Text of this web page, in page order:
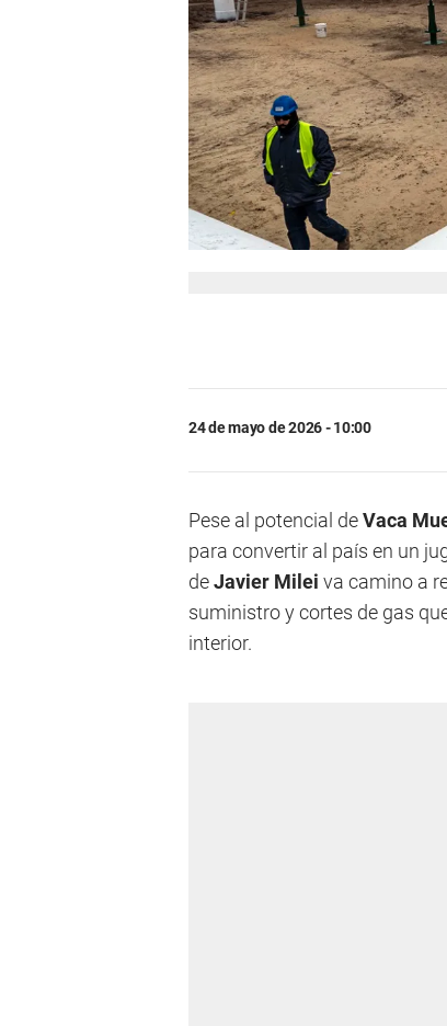
24 de mayo de 2026 - 10:00
Pese al potencial deVaca
para convertir al país en un
deJavier Milei va camino a
suministro y cortes de gas
interior.